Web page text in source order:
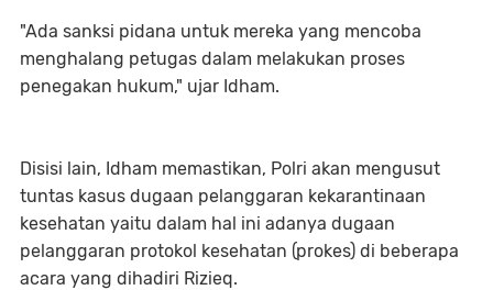
"Ada sanksi pidana untuk mereka yang mencoba
menghalang petugas dalam melakukan proses
penegakan hukum," ujar Idham.
Disisi lain, Idham memastikan, Polri akan mengusut
tuntas kasus dugaan pelanggaran kekarantinaan
kesehatan yaitu dalam hal ini adanya dugaan
pelanggaran protokol kesehatan (prokes) di beberapa
acara yang dihadiri Rizieq.